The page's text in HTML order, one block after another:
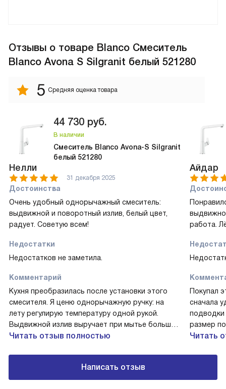
Отзывы о товаре Blanco Смеситель
Blanco Avona S Silgranit белый 521280
5 Средняя оценка товара
44 730 руб.
В наличии
Смеситель Blanco Avona-S Silgranit
белый 521280
Нелли
31 декабря 2025
Достоинства
Очень удобный однорычажный смеситель:
выдвижной и поворотный излив, белый цвет,
радует. Советую всем!
Недостатки
Недостатков не заметила.
Комментарий
Кухня преобразилась после установки этого
смесителя. Я ценю однорычажную ручку: на
лету регулирую температуру одной рукой.
Выдвижной излив выручает при мытье большой
кастрюли, а поворотный на 190° даёт свободу
смотрится на светлой мойке. Помню, как
впервые смыла муку с теста — насадка-
аэратор дала ровную струю. Установка с
Читать отзыв полностью
Айдар
работа.
Покупал
сначала
подводки
размер
лишних
большие
излив
Читать
Написать отзыв